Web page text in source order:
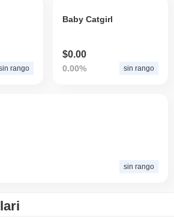
rispetto allo slancio del mercato più ampio.
rango
Baby Catgirl
$0.00
0.00% sin rango
sin rango